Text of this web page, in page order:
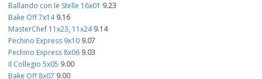
Ballando con le Stelle 16x01 9.23
Bake Off 7x14 9.16
MasterChef 11x23, 11x24 9.14
Pechino Express 9x10 9.07
Pechino Express 8x06 9.03
Il Collegio 5x05 9.00
Bake Off 8x07 9.00